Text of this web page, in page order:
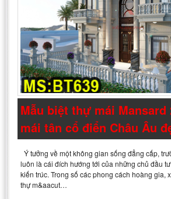
Mẫu biệt thự mái Mansard
mái tân cổ điển Châu Âu
Ý tưởng về một không gian sống đẳng cấp,
luôn là cái đích hướng tới của những chủ đầu
kiến trúc. Trong số các phong cách hoàng gia,
thự m&aacut…